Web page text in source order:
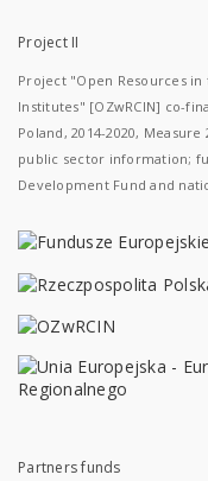
Project II
Project "Open Resources
Institutes" [OZwRCIN] co-
Poland, 2014-2020,
public sector information;
Development Fund and
Partners funds